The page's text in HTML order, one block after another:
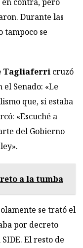
Durante las
tampoco se
Tagliaferri cruzó
Senado: «Le
que, si estaba
«Escuché a
del Gobierno
a la tumba
se trató el
por decreto
El resto de